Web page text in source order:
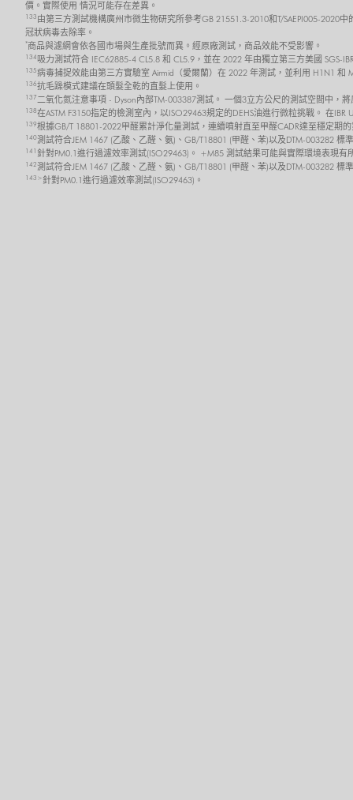
價。實際使用 情況可能存在差異。
133 由第三方測試機構廣州市微生物研究所參考GB 21551.3-2010和T/SAEPI005-
冠狀病毒去除率。
*商品與濾網會依各國市場與生產批號而異。經原廠測試，商品效能不受影響。
134 吸力測試符合 IEC62885-4 CL5.8 和 CL5.9，並在 2022 年由獨立第三方美國
135病毒捕捉效能由第三方實驗室 Airmid（愛爾蘭）在 2022 年測試，並利用 H1N1 和
136抗毛躁模式建議在頭髮全乾的直髮上使用。
137二氧化氮注意事項 - Dyson內部TM-003387測試。 一個3立方公尺的測試空間中，
138在ASTM F3150指定的檢測室內，以ISO29463規定的DEHS油進行微粒挑戰。 在
139根據GB/T 18801-2022甲醛累計淨化量測試，連續噴射直至甲醛CADR達至穩定期
140測試符合JEM 1467 (乙酸、乙醛、氨)、GB/T18801 (甲醛、苯)以及DTM-003282
141 針對PM0.1進行過濾效率測試(ISO29463)。 +M85 測試結果可能與實際環境表現有
142 測試符合JEM 1467 (乙酸、乙醛、氨)、GB/T18801 (甲醛、苯)以及DTM-003282 標
143> 針對PM0.1進行過濾效率測試(ISO29463)。